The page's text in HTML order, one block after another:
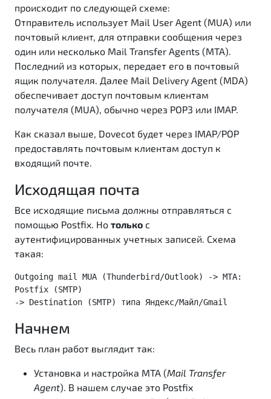
происходит по следующей схеме:
Отправитель использует Mail User Agent (MUA) или
почтовый клиент, для отправки сообщения через
один или несколько Mail Transfer Agents (MTA).
Последний из которых, передает его в почтовый
ящик получателя. Далее Mail Delivery Agent (MDA)
обеспечивает доступ почтовым клиентам
получателя (MUA), обычно через POP3 или IMAP.
Как сказал выше, Dovecot будет через IMAP/POP
предоставлять почтовым клиентам доступ к
входящий почте.
Исходящая почта
Все исходящие письма должны отправляться с
помощью Postfix. Но только с
аутентифицированных учетных записей. Схема
такая:
Outgoing mail MUA (Thunderbird/Outlook) -> MTA:
Postfix (SMTP)
-> Destination (SMTP) типа Яндекс/Майл/Gmail
Начнем
Весь план работ выглядит так:
Установка и настройка MTA (Mail Transfer
Agent). В нашем случае это Postfix